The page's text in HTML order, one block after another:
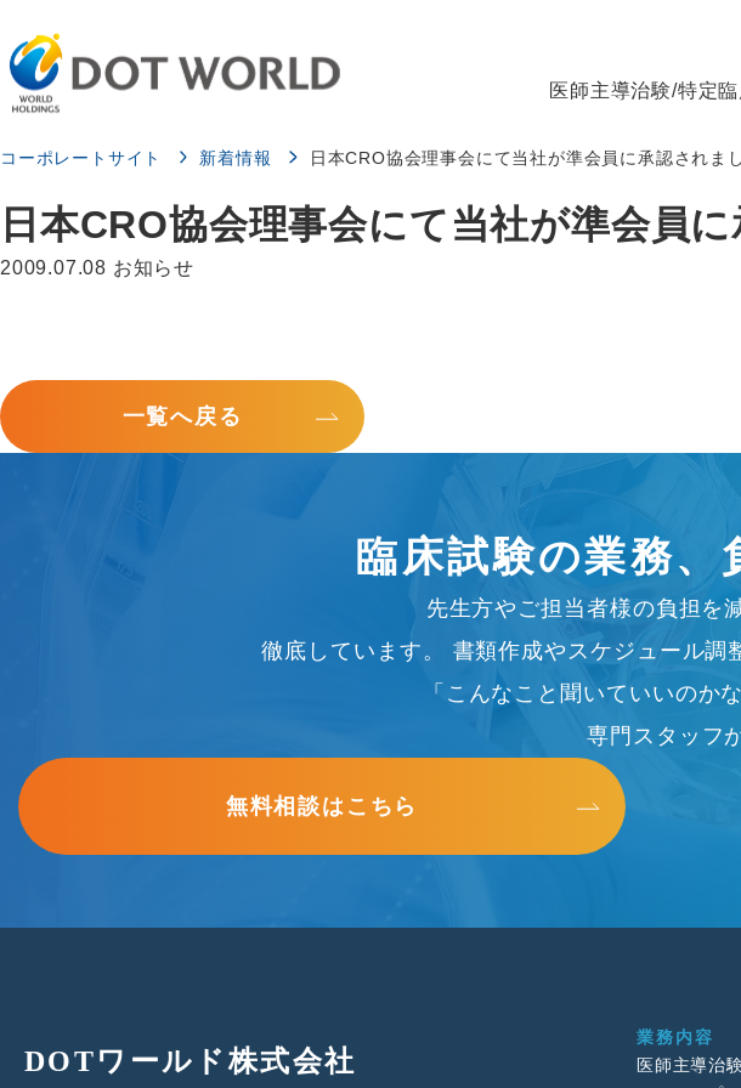
医師主導治験/特定
コーポレートサイト 新着情報 日本CRO協会理事会にて当社が準会員に承認されまし
日本CRO協会理事会にて当社が準会員に
2009.07.08 お知らせ
一覧へ戻る
臨床試験の業務、
先生方やご担当者様の負担を
徹底しています。
書類作成やスケジュール調
「こんなこと聞いていいのか
専門スタッフ
無料相談はこちら
DOTワールド株式会社
業務内容
医師主導治